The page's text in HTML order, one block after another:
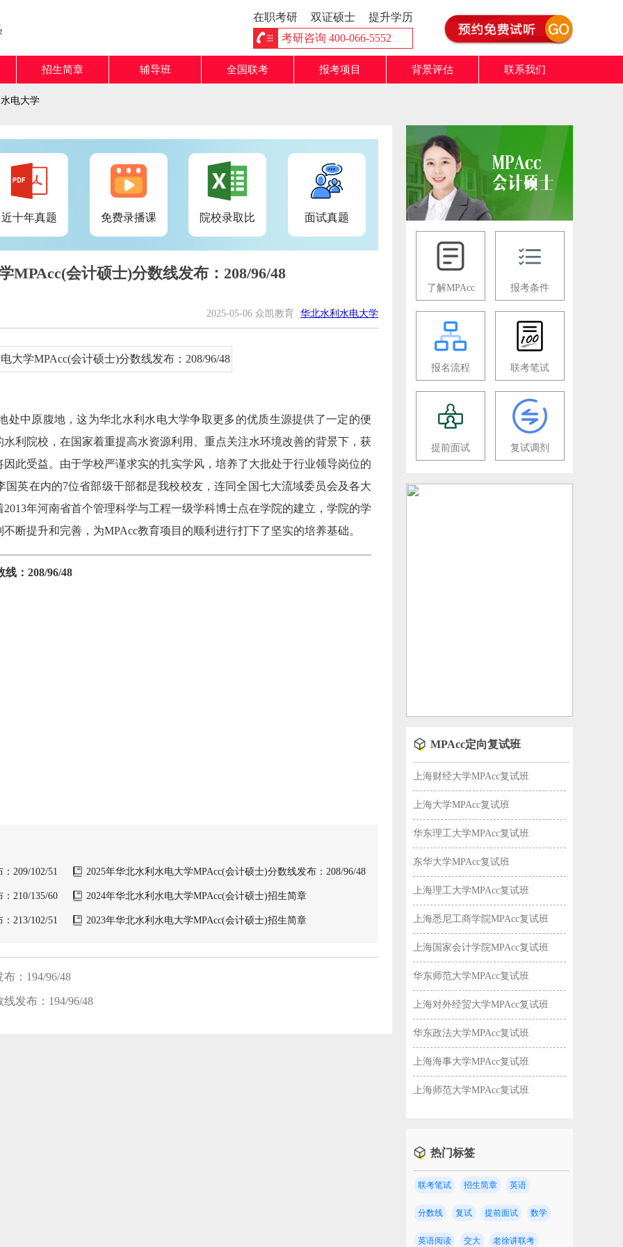
在职考研 双证硕士
提升学历
考研咨询 400-066-5552
招生简章 辅导班 全国联考 报考项目 背景评估 联系我们
电大学
近十年真题 免费录播课 院校录取比 面试真题
MPAcc(会计硕士)分数线发布：208/96/48
2025-05-06 众凯教育 华北水利水电大学
处中原腹地，这为华北水利水电大学争取更多的优质生源提供了一定的便
利院校，在国家着重提高水资源利用、重点关注水环境改善的背景下，获
此受益。由于学校严谨求实的扎实学风，培养了大批处于行业领导岗位的
英在内的7位省部级干部都是我校校友，连同全国七大流域委员会及各大
年河南省首个管理科学与工程一级学科博士点在学院的建立，学院的学
断提升和完善，为MPAcc教育项目的顺利进行打下了坚实的培养基础。
：208/96/48
209/102/51 2025年华北水利水电大学MPAcc(会计硕士)分数线发布：208/96/48
210/135/60 2024年华北水利水电大学MPAcc(会计硕士)招生简章
213/102/51 2023年华北水利水电大学MPAcc(会计硕士)招生简章
：194/96/48
发布：194/96/48
了解MPAcc 报考条件
报名流程 联考笔试
提前面试 复试调剂
MPAcc定向复试班
上海财经大学MPAcc复试班
上海大学MPAcc复试班
华东理工大学MPAcc复试班
东华大学MPAcc复试班
上海理工大学MPAcc复试班
上海悉尼工商学院MPAcc复试班
上海国家会计学院MPAcc复试班
华东师范大学MPAcc复试班
上海对外经贸大学MPAcc复试班
华东政法大学MPAcc复试班
上海海事大学MPAcc复试班
上海师范大学MPAcc复试班
热门标签
联考笔试 招生简章 英语
分数线 复试 提前面试 数学
英语阅读 交大 老徐讲联考